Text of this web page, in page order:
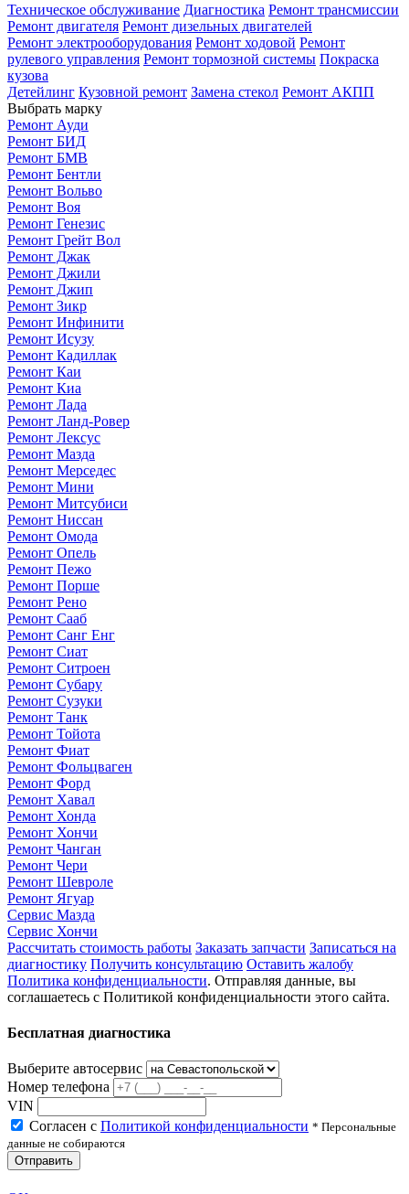
Техническое обслуживание Диагностика Ремонт трансмиссии
Ремонт двигателя Ремонт дизельных двигателей
Ремонт электрооборудования Ремонт ходовой Ремонт
рулевого управления Ремонт тормозной системы Покраска
кузова
Детейлинг Кузовной ремонт Замена стекол Ремонт АКПП
Выбрать марку
Ремонт Ауди
Ремонт БИД
Ремонт БМВ
Ремонт Бентли
Ремонт Вольво
Ремонт Воя
Ремонт Генезис
Ремонт Грейт Вол
Ремонт Джак
Ремонт Джили
Ремонт Джип
Ремонт Зикр
Ремонт Инфинити
Ремонт Исузу
Ремонт Кадиллак
Ремонт Каи
Ремонт Киа
Ремонт Лада
Ремонт Ланд-Ровер
Ремонт Лексус
Ремонт Мазда
Ремонт Мерседес
Ремонт Мини
Ремонт Митсубиси
Ремонт Ниссан
Ремонт Омода
Ремонт Опель
Ремонт Пежо
Ремонт Порше
Ремонт Рено
Ремонт Сааб
Ремонт Санг Енг
Ремонт Сиат
Ремонт Ситроен
Ремонт Субару
Ремонт Сузуки
Ремонт Танк
Ремонт Тойота
Ремонт Фиат
Ремонт Фольцваген
Ремонт Форд
Ремонт Хавал
Ремонт Хонда
Ремонт Хончи
Ремонт Чанган
Ремонт Чери
Ремонт Шевроле
Ремонт Ягуар
Сервис Мазда
Сервис Хончи
Рассчитать стоимость работы Заказать запчасти Записаться на
диагностику Получить консультацию Оставить жалобу
Политика конфиденциальности. Отправляя данные, вы
соглашаетесь с Политикой конфиденциальности этого сайта.
Бесплатная диагностика
Выберите автосервис
Номер телефона
VIN
Согласен с Политикой конфиденциальности * Персональные
данные не собираются
Отправить